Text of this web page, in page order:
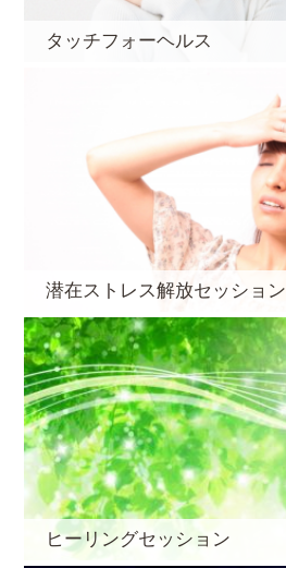
タッチフォーヘルス
潜在ストレス解放セッション
ヒーリングセッション